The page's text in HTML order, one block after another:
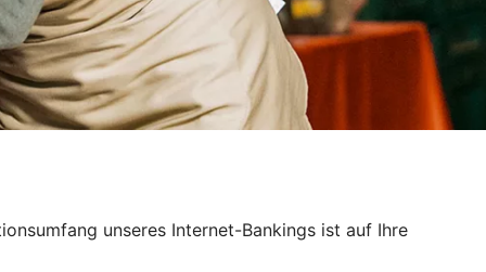
unseres Internet-Bankings ist auf Ihre